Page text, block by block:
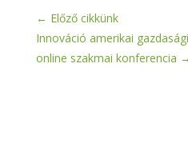
← Előző cikkünk
Innováció amerikai
online szakmai konferencia →